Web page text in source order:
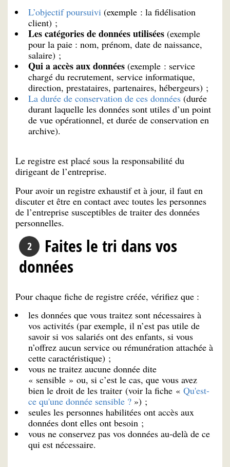
L’objectif poursuivi (exemple : la fidélisation
client) ;
Les catégories de données utilisées (exemple
pour la paie : nom, prénom, date de naissance,
salaire) ;
Qui a accès aux données (exemple : service
chargé du recrutement, service informatique,
direction, prestataires, partenaires, hébergeurs) ;
La durée de conservation de ces données (durée
durant laquelle les données sont utiles d’un point
de vue opérationnel, et durée de conservation en
archive).
Le registre est placé sous la responsabilité du
dirigeant de l’entreprise.
Pour avoir un registre exhaustif et à jour, il faut en
discuter et être en contact avec toutes les personnes
de l’entreprise susceptibles de traiter des données
personnelles.
Faites le tri dans vos
données
Pour chaque fiche de registre créée, vérifiez que :
les données que vous traitez sont nécessaires à
vos activités (par exemple, il n’est pas utile de
savoir si vos salariés ont des enfants, si vous
n’offrez aucun service ou rémunération attachée à
cette caractéristique) ;
vous ne traitez aucune donnée dite
« sensible » ou, si c’est le cas, que vous avez
bien le droit de les traiter (voir la fiche « Qu'est-
ce qu'une donnée sensible ? ») ;
seules les personnes habilitées ont accès aux
données dont elles ont besoin ;
vous ne conservez pas vos données au-delà de ce
qui est nécessaire.